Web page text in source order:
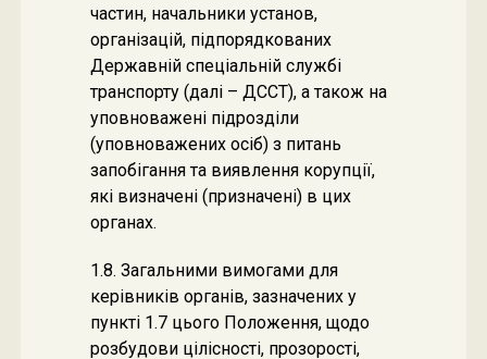
частин, начальники установ,
організацій, підпорядкованих
Державній спеціальній службі
транспорту (далі – ДССТ), а також на
уповноважені підрозділи
(уповноважених осіб) з питань
запобігання та виявлення корупції,
які визначені (призначені) в цих
органах.
1.8. Загальними вимогами для
керівників органів, зазначених у
пункті 1.7 цього Положення, щодо
розбудови цілісності, прозорості,